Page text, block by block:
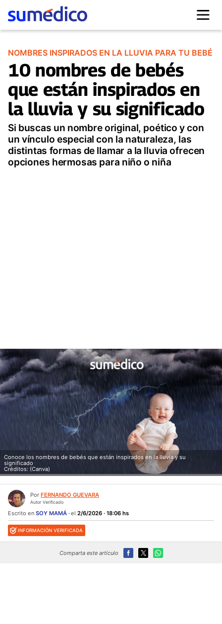
NOMBRES INSPIRADOS EN LA LLUVIA PARA TU BEBÉ
10 nombres de bebés
que están inspirados en
la lluvia y su significado
Si buscas un nombre original, poético y con
un vínculo especial con la naturaleza, las
distintas formas de llamar a la lluvia ofrecen
opciones hermosas para niño o niña
Conoce los nombres de bebés que están inspirados en la lluvia y su
significado
Créditos: (Canva)
Por FERNANDO GUEVARA
Autor Verificado
Escrito en SOY MAMÁ el 2/6/2026 · 18:06 hs
INFORMACIÓN VERIFICADA
Comparta este artículo